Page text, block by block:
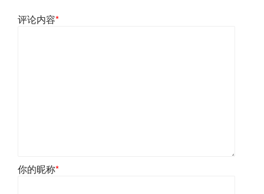
评论内容*
你的昵称*